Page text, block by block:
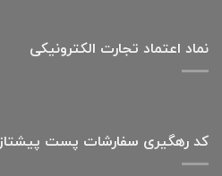
نماد اعتماد تجارت الكترونیكی
کد رهگیری سفارشات پست